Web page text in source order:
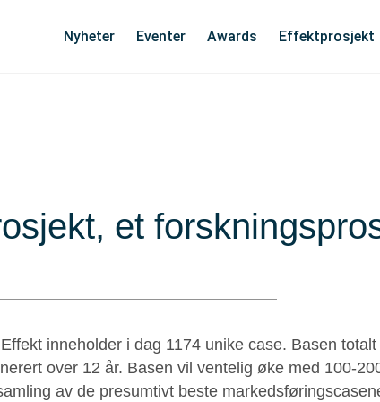
Nyheter Eventer Awards Effektprosjekt
et
inneholder i dag 1174 unike case. Basen
over 12 år. Basen vil ventelig øke med 100-
av de presumtivt beste